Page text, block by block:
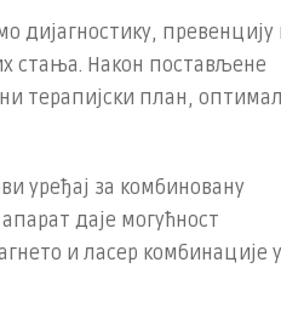
дијагностику, превенцију
стања. Након постављене
терапијски план,
уређај за комбиновану
апарат даје могућност
и ласер комбинације у